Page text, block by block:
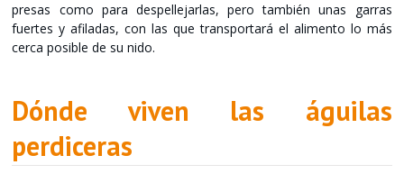
presas como para despellejarlas, pero también unas garras
fuertes y afiladas, con las que transportará el alimento lo más
cerca posible de su nido.
Dónde viven las águilas
perdiceras